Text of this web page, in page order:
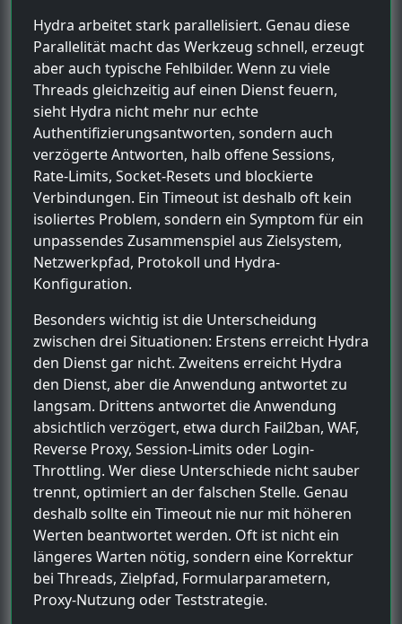
Hydra arbeitet stark parallelisiert. Genau diese
Parallelität macht das Werkzeug schnell, erzeugt
aber auch typische Fehlbilder. Wenn zu viele
Threads gleichzeitig auf einen Dienst feuern,
sieht Hydra nicht mehr nur echte
Authentifizierungsantworten, sondern auch
verzögerte Antworten, halb offene Sessions,
Rate-Limits, Socket-Resets und blockierte
Verbindungen. Ein Timeout ist deshalb oft kein
isoliertes Problem, sondern ein Symptom für ein
unpassendes Zusammenspiel aus Zielsystem,
Netzwerkpfad, Protokoll und Hydra-
Konfiguration.
Besonders wichtig ist die Unterscheidung
zwischen drei Situationen: Erstens erreicht Hydra
den Dienst gar nicht. Zweitens erreicht Hydra
den Dienst, aber die Anwendung antwortet zu
langsam. Drittens antwortet die Anwendung
absichtlich verzögert, etwa durch Fail2ban, WAF,
Reverse Proxy, Session-Limits oder Login-
Throttling. Wer diese Unterschiede nicht sauber
trennt, optimiert an der falschen Stelle. Genau
deshalb sollte ein Timeout nie nur mit höheren
Werten beantwortet werden. Oft ist nicht ein
längeres Warten nötig, sondern eine Korrektur
bei Threads, Zielpfad, Formularparametern,
Proxy-Nutzung oder Teststrategie.